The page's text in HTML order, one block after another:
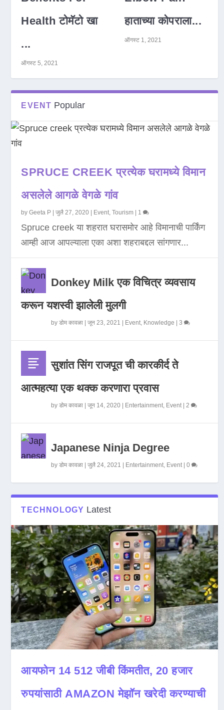
Health टोमॅटो खा
...
ऑगस्ट 5, 2021
हाताच्या कोपराला...
ऑगस्ट 1, 2021
EVENT Popular
SPRUCE CREEK प्रत्येक घरामध्ये विमान
असलेले आगळे वेगळे गांव
byGeeta P |जुलै 27, 2020 Event,Tourism 1
Spruce creek या शहरात घरासमोर आहे विमानाची पार्किंग
आम्ही आज आपल्याला एका अशा शहराबद्दल सांगणार...
Donkey Milk एक विचित्र व्यवसाय
करून यशस्वी झालेली मुलगी
byडोम कावळा |जून 23, 2021 Event, Knowledge |3
सुशांत सिंग राजपूत ची कारकीर्द ते
आत्महत्या एक थक्क करणारा प्रवास
byडोम कावळा |जून 14, 2020 Entertainment, Event|2
Japanese Ninja Degree
byडोम कावळा |जुलै 24, 2021 Entertainment, Event|0
TECHNOLOGY Latest
आयफोन 14 512 जीबी किंमतीत, 20 हजार
रुपयांसाठी AMAZON मेझॉन खरेदी करण्याची